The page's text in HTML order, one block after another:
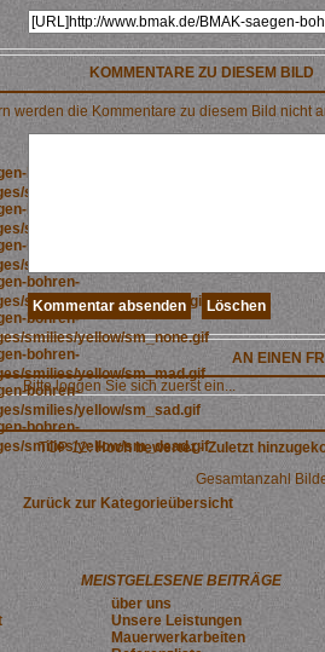
KOMMENTARE ZU DIESEM BILD
werden die Kommentare zu diesem Bild nicht
AN EINEN
Bitte loggen Sie sich zuerst ein...
TOP 12:Hoch bewertet-Zuletzt
Gesamtanzahl
Zurück zur Kategorieübersicht
MEISTGELESENE BEITRÄGE
über uns
Unsere Leistungen
Mauerwerkarbeiten